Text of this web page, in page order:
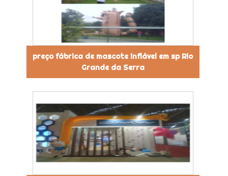
preço fábrica de mascote inflável em sp Rio
Grande da Serra